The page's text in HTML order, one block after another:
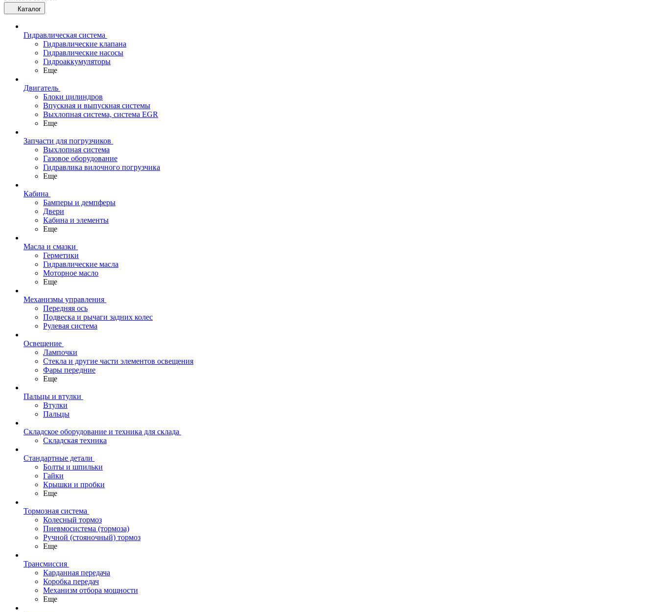
Каталог
Гидравлическая система
Гидравлические клапана
Гидравлические насосы
Гидроаккумуляторы
Еще
Двигатель
Блоки цилиндров
Впускная и выпускная системы
Выхлопная система, система EGR
Еще
Запчасти для погрузчиков
Выхлопная система
Газовое оборудование
Гидравлика вилочного погрузчика
Еще
Кабина
Бамперы и демпферы
Двери
Кабина и элементы
Еще
Масла и смазки
Герметики
Гидравлические масла
Моторное масло
Еще
Механизмы управления
Передняя ось
Подвеска и рычаги задних колес
Рулевая система
Освещение
Лампочки
Стекла и другие части элементов освещения
Фары передние
Еще
Пальцы и втулки
Втулки
Пальцы
Складское оборудование и техника для склада
Складская техника
Стандартные детали
Болты и шпильки
Гайки
Крышки и пробки
Еще
Тормозная система
Колесный тормоз
Пневмосиcтема (тормоза)
Ручной (стояночный) тормоз
Еще
Трансмиссия
Карданная передача
Коробка передач
Механизм отбора мощности
Еще